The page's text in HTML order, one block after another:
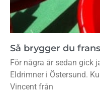
Så brygger du
För några år sedan gick
Eldrimner i Östersund.
Vincent från